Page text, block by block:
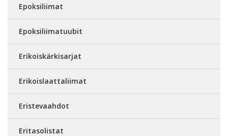
Epoksiliimat
Epoksiliimatuubit
Erikoiskärkisarjat
Erikoislaattaliimat
Eristevaahdot
Eritasolistat